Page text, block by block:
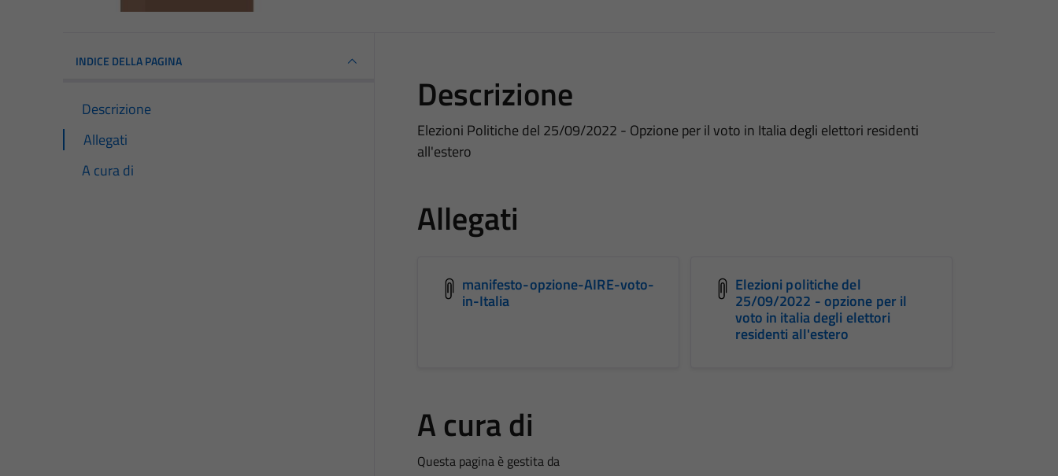
INDICE DELLA PAGINA
Descrizione
Allegati
A cura di
Descrizione
Elezioni Politiche del 25/09/2022 - Opzione per il voto in Italia degli elettori residenti
all'estero
Allegati
manifesto-opzione-AIRE-voto-
in-Italia
Elezioni politiche del
25/09/2022 - opzione per il
voto in italia degli elettori
residenti all'estero
A cura di
Questa pagina è gestita da